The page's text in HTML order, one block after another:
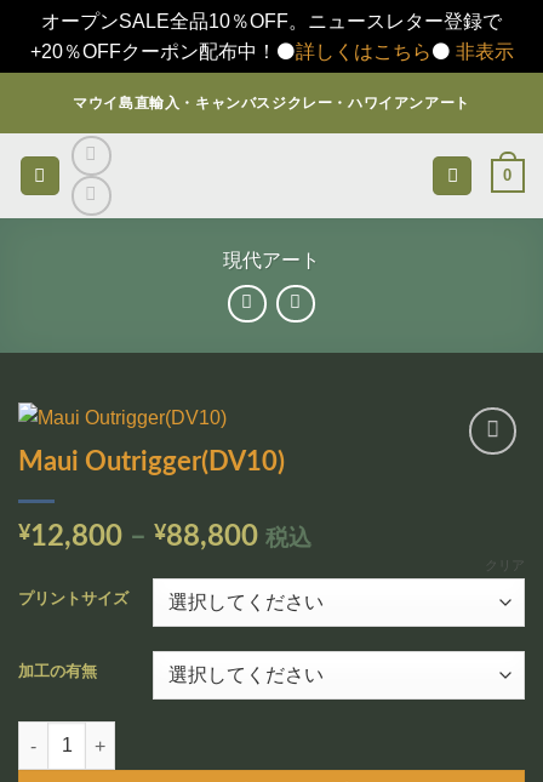
オープンSALE全品10％OFF。ニュースレター登録で
+20％OFFクーポン配布中！⚫️詳しくはこちら⚫️ 非表示
マウイ島直輸入・キャンバスジクレー・ハワイアンアート
0
現代アート
Maui Outrigger(DV10)
¥12,800 – ¥88,800価
帯:
¥12,800
–
¥88,800
税込
プリントサイズ
加工の有無
クリア
Maui Outrigger(DV10)個